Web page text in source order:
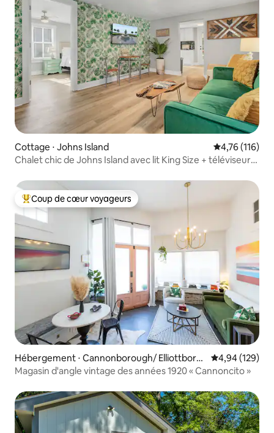
Cottage ⋅ Johns Island Évaluation
4,76 (116)
Chalet chic de Johns Island avec lit King Size + téléviseurs
Coups de cœur voyageurs les plus appréciés
Coup de cœur voyageurs
Hébergement ⋅ Cannonborough/ Elliottboro
ugh
Évaluation
4,94 (129)
Magasin d'angle vintage des années 1920 « Cannoncito »